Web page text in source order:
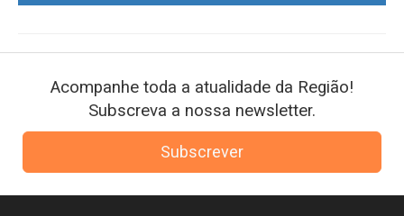
Acompanhe toda a atualidade da Região!
Subscreva a nossa newsletter.
Subscrever